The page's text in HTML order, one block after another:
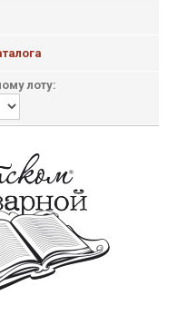
лоту: